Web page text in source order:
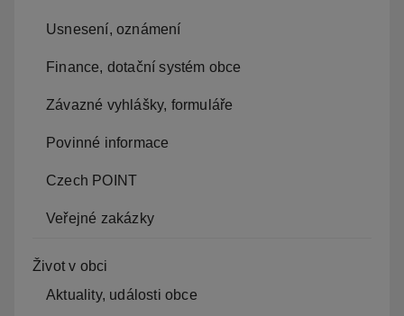
Usnesení, oznámení
Finance, dotační systém obce
Závazné vyhlášky, formuláře
Povinné informace
Czech POINT
Veřejné zakázky
Život v obci
Aktuality, události obce